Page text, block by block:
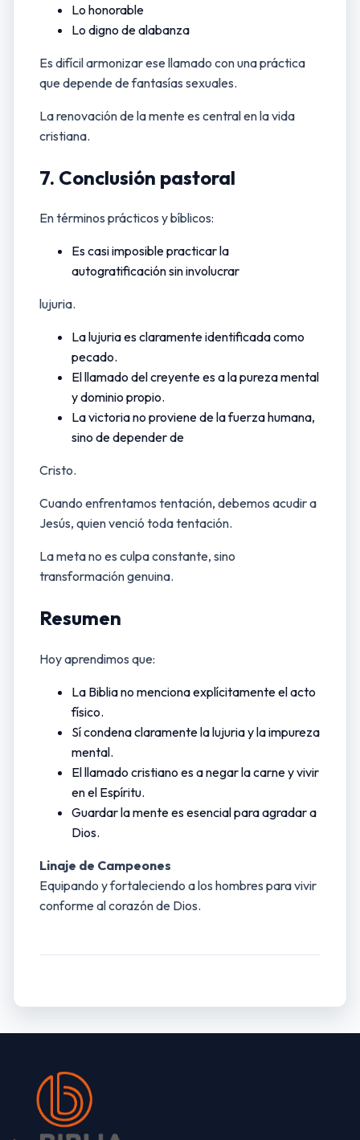
Lo honorable
Lo digno de alabanza
Es difícil armonizar ese llamado con una práctica
que depende de fantasías sexuales.
La renovación de la mente es central en la vida
cristiana.
7. Conclusión pastoral
En términos prácticos y bíblicos:
Es casi imposible practicar la
autogratificación sin involucrar
lujuria.
La lujuria es claramente identificada como
pecado.
El llamado del creyente es a la pureza mental
y dominio propio.
La victoria no proviene de la fuerza humana,
sino de depender de
Cristo.
Cuando enfrentamos tentación, debemos acudir a
Jesús, quien venció toda tentación.
La meta no es culpa constante, sino
transformación genuina.
Resumen
Hoy aprendimos que:
La Biblia no menciona explícitamente el acto
físico.
Sí condena claramente la lujuria y la impureza
mental.
El llamado cristiano es a negar la carne y vivir
en el Espíritu.
Guardar la mente es esencial para agradar a
Dios.
Linaje de Campeones
Equipando y fortaleciendo a los hombres para vivir
conforme al corazón de Dios.